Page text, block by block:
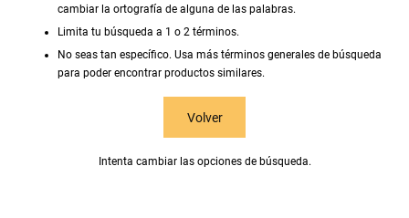
cambiar la ortografía de alguna de las palabras.
Limita tu búsqueda a 1 o 2 términos.
No seas tan específico. Usa más términos generales de búsqueda
para poder encontrar productos similares.
Volver
Intenta cambiar las opciones de búsqueda.